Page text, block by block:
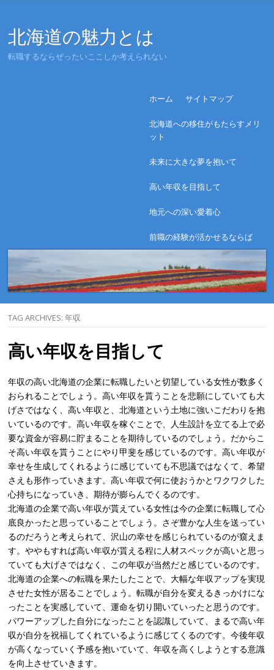
北海道の魅力とは
転職するならぜったいここしか考えられない
Skip to content
ホーム サイトマップ
北海道への移住がもたらすメリ
ット
未来に大きな夢を抱いて
高い年収を目指して
地元への深い愛着心
前職の経験が活かせるならば
TAG ARCHIVES: 年収
高い年収を目指して
年収の高い北海道の企業に転職したいと切望している女性が数多く
おられることでしょう。高い年収を貰うことを悲願にしていても大
げさではなく、高い年収と、北海道という土地に強いこだわりを抱
いているのです。高い年収を稼ぐことで、人生設計を立てる上で必
要な資金が容易に貯まることを期待しているのでしょう。だからこ
そ高い年収を貰うことにやり甲斐を感じているのです。高い年収が
幸せを生成してくれるように感じていても不思議ではなくて、希望
さえも形作っていきます。高い年収で何に使おうかとワクワクした
心持ちになっていき、期待が膨らんでくるのです。
北海道の企業で高い年収が貰えている女性は今の企業に転職して心
底良かったと思っていることでしょう。さぞ豊かな人生を送ってい
るのだろうと考えられて、沢山の幸せを感じられているのが窺えま
す。ややもすれば高い年収が貰える程に人材スペックが高いと思っ
ていても大げさではなく、この年収が当然だと感じているのです。
北海道の企業への転職を果たしたことで、大幅な年収アップを実現
させた女性が居ることでしょう。転職が自分を変えるきっかけにな
ったことを実感していて、運命を切り開いていったと思うのです。
パワーアップした自分になったことを認識していて、まるで高い年
収が自分を祝福してくれているように感じてくるのです。今後年収
が高くなっていく予感を抱いていて、年収を高くしようとする意識
を向上させていきます。